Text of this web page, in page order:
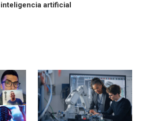
inteligencia artificial